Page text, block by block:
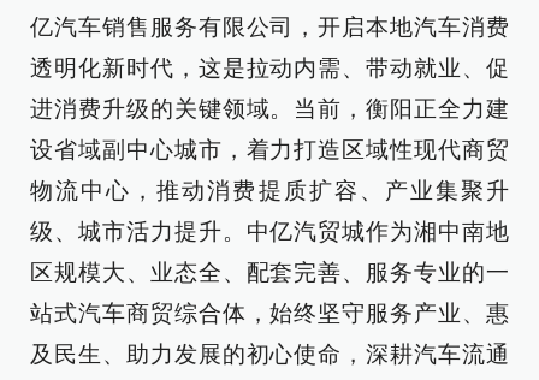
亿汽车销售服务有限公司，开启本地汽车消费
透明化新时代，这是拉动内需、带动就业、促
进消费升级的关键领域。当前，衡阳正全力建
设省域副中心城市，着力打造区域性现代商贸
物流中心，推动消费提质扩容、产业集聚升
级、城市活力提升。中亿汽贸城作为湘中南地
区规模大、业态全、配套完善、服务专业的一
站式汽车商贸综合体，始终坚守服务产业、惠
及民生、助力发展的初心使命，深耕汽车流通